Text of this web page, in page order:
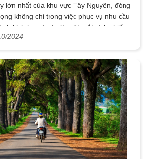
Đắk Nông, và Lâm Đồng.
dụng cồng, chiêng ở Tây Nguyên hiện
Na, Mạ, Lạch, Xê Đăng, và Gia Rai.
lớn nhất của khu vực Tây Nguyên, đóng
không chỉ trong việc phục vụ nhu cầu
khách, mà còn là một mắt xích chiến
phòng thủ và bảo vệ biên giới của
Airport
2024